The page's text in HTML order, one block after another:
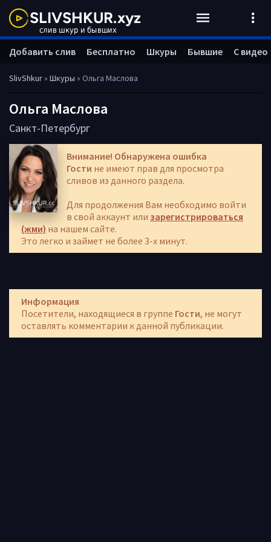
SlivShkur» Шкуры » Ольга Маслова
Ольга Маслова
Санкт-Петербург
Внимание! Обнаружена ошибка
Гости не имеют прав для просмотра
сливов из данного раздела.
Для продолжения Вам необходимо войти
в свой аккаунт или зарегистрироваться
(жми) на нашем сайте.
Это легко и займет не более 3-х минут.
Информация
Посетители, находящиеся в группе Гости, не могут
оставлять комментарии к данной публикации.
Добавить слив Бесплатно Шкуры Бывшие С видео